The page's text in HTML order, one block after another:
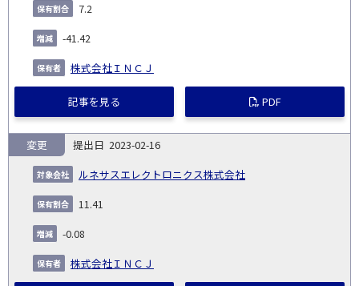
7.2
-41.42
株式会社ＩＮＣＪ
記事を見る PDF
2023-02-16
ルネサスエレクトロニクス株式会社
変更
11.41
-0.08
株式会社ＩＮＣＪ